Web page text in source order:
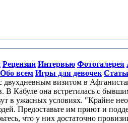
Рецензии Интервью Фотогалерея
Обо всем Игры для девочек
визитом в
В Кабуле она встретилась с
в ужасных условиях. "Крайне
Предоставьте им приют и
что у них достаточно